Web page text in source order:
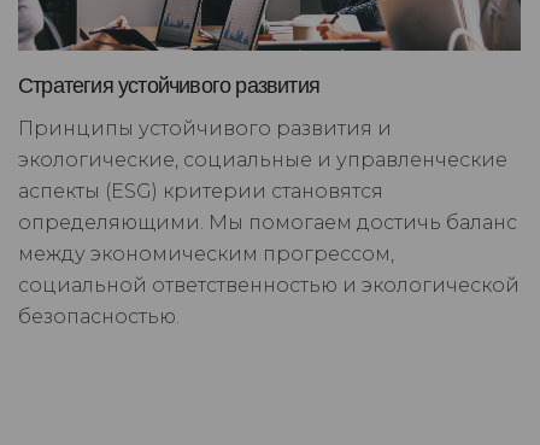
Стратегия устойчивого развития
Принципы устойчивого развития и
экологические, социальные и управленческие
аспекты (ESG) критерии становятся
определяющими. Мы помогаем достичь баланс
между экономическим прогрессом,
социальной ответственностью и экологической
безопасностью.